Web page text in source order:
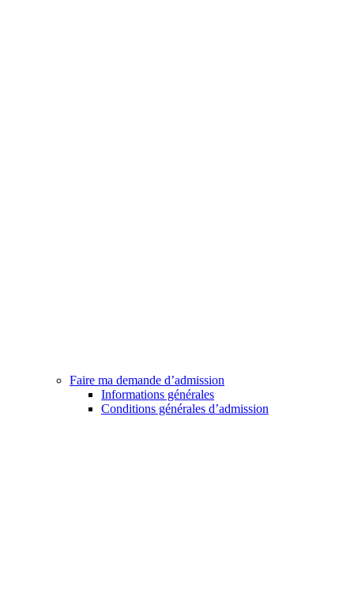
Faire ma demande d’admission
Informations générales
Conditions générales d’admission